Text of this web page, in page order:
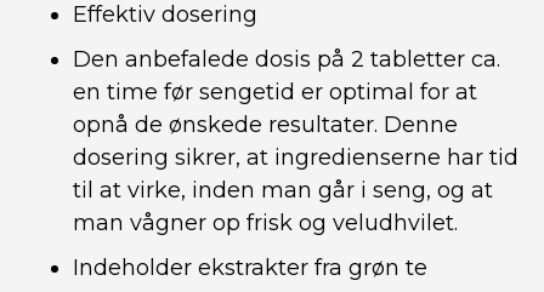
Effektiv dosering
Den anbefalede dosis på 2 tabletter ca.
en time før sengetid er optimal for at
opnå de ønskede resultater. Denne
dosering sikrer, at ingredienserne har tid
til at virke, inden man går i seng, og at
man vågner op frisk og veludhvilet.
Indeholder ekstrakter fra grøn te